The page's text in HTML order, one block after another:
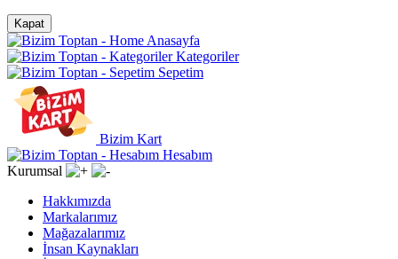
Kapat
Anasayfa
Kategoriler
Sepetim
Bizim Kart
Hesabım
Kurumsal
Hakkımızda
Markalarımız
Mağazalarımız
İnsan Kaynakları